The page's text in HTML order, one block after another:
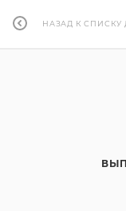
НАЗАД К СПИСКУ